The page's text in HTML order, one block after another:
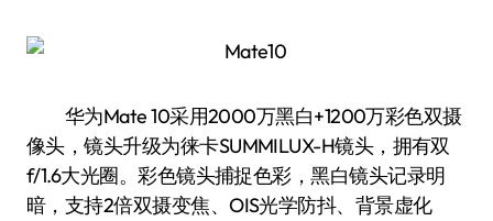
华为Mate 10采用2000万黑白+1200万彩色双摄
像头，镜头升级为徕卡SUMMILUX-H镜头，拥有双
f/1.6大光圈。彩色镜头捕捉色彩，黑白镜头记录明
暗，支持2倍双摄变焦、OIS光学防抖、背景虚化